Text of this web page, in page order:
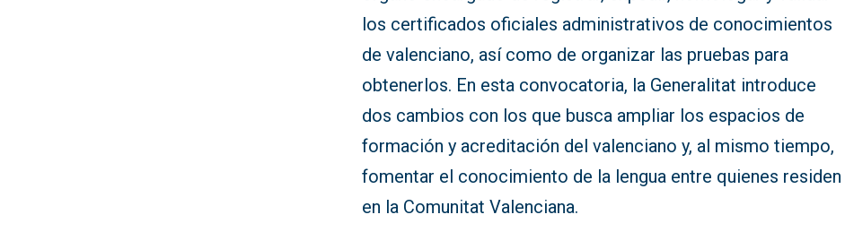
los certificados oficiales administrativos de conocimientos
de valenciano, así como de organizar las pruebas para
obtenerlos. En esta convocatoria, la Generalitat introduce
dos cambios con los que busca ampliar los espacios de
formación y acreditación del valenciano y, al mismo tiempo,
fomentar el conocimiento de la lengua entre quienes residen
en la Comunitat Valenciana.